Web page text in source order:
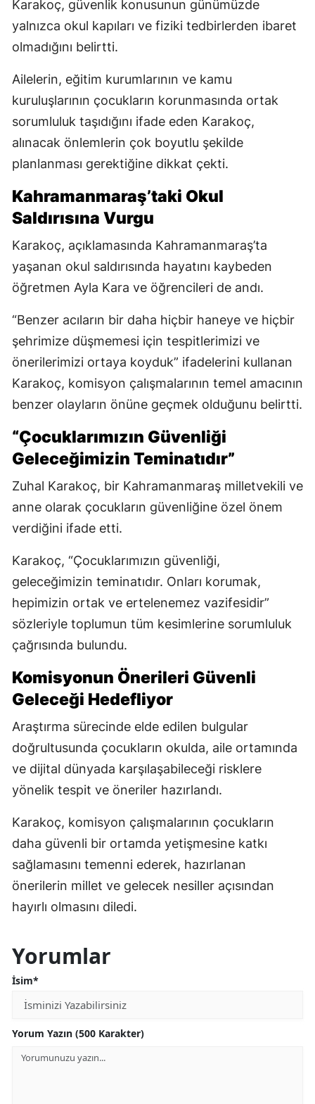
Karakoç, güvenlik konusunun günümüzde
yalnızca okul kapıları ve fiziki tedbirlerden ibaret
olmadığını belirtti.
Ailelerin, eğitim kurumlarının ve kamu
kuruluşlarının çocukların korunmasında ortak
sorumluluk taşıdığını ifade eden Karakoç,
alınacak önlemlerin çok boyutlu şekilde
planlanması gerektiğine dikkat çekti.
Kahramanmaraş’taki Okul
Saldırısına Vurgu
Karakoç, açıklamasında Kahramanmaraş’ta
yaşanan okul saldırısında hayatını kaybeden
öğretmen Ayla Kara ve öğrencileri de andı.
“Benzer acıların bir daha hiçbir haneye ve hiçbir
şehrimize düşmemesi için tespitlerimizi ve
önerilerimizi ortaya koyduk” ifadelerini kullanan
Karakoç, komisyon çalışmalarının temel amacının
benzer olayların önüne geçmek olduğunu belirtti.
“Çocuklarımızın Güvenliği
Geleceğimizin Teminatıdır”
Zuhal Karakoç, bir Kahramanmaraş milletvekili ve
anne olarak çocukların güvenliğine özel önem
verdiğini ifade etti.
Karakoç, “Çocuklarımızın güvenliği,
geleceğimizin teminatıdır. Onları korumak,
hepimizin ortak ve ertelenemez vazifesidir”
sözleriyle toplumun tüm kesimlerine sorumluluk
çağrısında bulundu.
Komisyonun Önerileri Güvenli
Geleceği Hedefliyor
Araştırma sürecinde elde edilen bulgular
doğrultusunda çocukların okulda, aile ortamında
ve dijital dünyada karşılaşabileceği risklere
yönelik tespit ve öneriler hazırlandı.
Karakoç, komisyon çalışmalarının çocukların
daha güvenli bir ortamda yetişmesine katkı
sağlamasını temenni ederek, hazırlanan
önerilerin millet ve gelecek nesiller açısından
hayırlı olmasını diledi.
Yorumlar
İsim*
Yorum Yazın (500 Karakter)